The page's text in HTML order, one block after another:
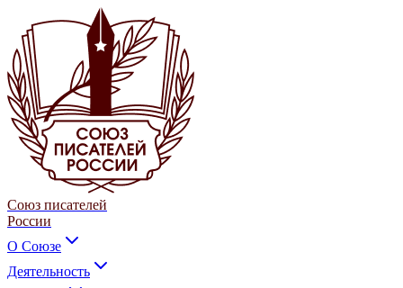
Союз писателей
России
О Союзе
Деятельность